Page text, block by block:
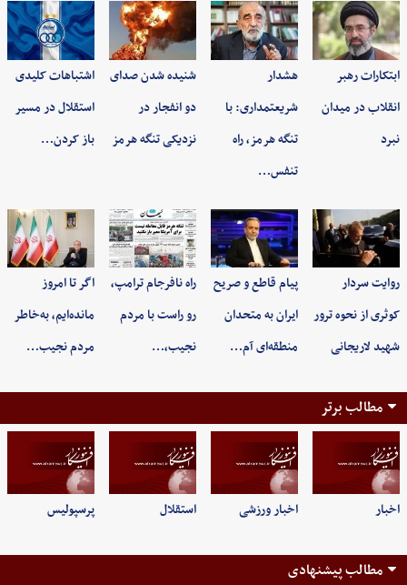
ابتکارات رهبر
انقلاب در میدان
نبرد
هشدار
شریعتمداری: با
تنگه هرمز، راه
تنفس…
شنیده شدن صدای
دو انفجار در
نزدیکی تنگه هرمز
اشتباهات کلیدی
استقلال در مسیر
باز کردن…
روایت سردار
کوثری از نحوه ترور
شهید لاریجانی
پیام قاطع و صریح
ایران به متحدان
منطقه‌ای آم…
راه نافرجام ترامپ،
رو راست با مردم
نجیب،…
اگر تا امروز
مانده‌ایم، به‌خاطر
مردم نجیب…
مطالب برتر
اخبار اخبار ورزشی استقلال پرسپولیس
مطالب پیشنهادی